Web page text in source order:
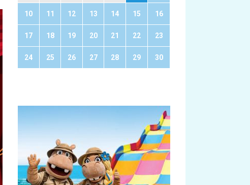
10 11 12 13 14 15 16
17 18 19 20 21 22 23
24 25 26 27 28 29 30